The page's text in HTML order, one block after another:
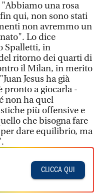
una rosa
qui, non sono stati
non avremmo un
Lo dice
Spalletti, in
ritorno dei quarti di
il Milan, in merito
Jesus ha già
pronto a giocarla -
non ha quel
più offensive e
che bisogna fare
dare equilibrio, ma
CLICCA QUI